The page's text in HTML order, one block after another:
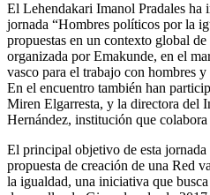
El Lehendakari Imanol Pradales ha
jornada “Hombres políticos por la
propuestas en un contexto global
organizada por Emakunde, en el
vasco para el trabajo con hombres
En el encuentro también han
Miren Elgarresta, y la directora del
Hernández, institución que
El principal objetivo de esta jornada
propuesta de creación de una Red
la igualdad, una iniciativa que